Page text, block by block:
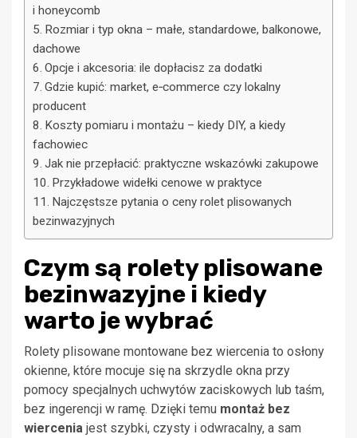
i honeycomb
Rozmiar i typ okna – małe, standardowe, balkonowe,
dachowe
Opcje i akcesoria: ile dopłacisz za dodatki
Gdzie kupić: market, e‑commerce czy lokalny
producent
Koszty pomiaru i montażu – kiedy DIY, a kiedy
fachowiec
Jak nie przepłacić: praktyczne wskazówki zakupowe
Przykładowe widełki cenowe w praktyce
Najczęstsze pytania o ceny rolet plisowanych
bezinwazyjnych
Czym są rolety plisowane
bezinwazyjne i kiedy
warto je wybrać
Rolety plisowane montowane bez wiercenia to osłony
okienne, które mocuje się na skrzydle okna przy
pomocy specjalnych uchwytów zaciskowych lub taśm,
bez ingerencji w ramę. Dzięki temu montaż bez
wiercenia jest szybki, czysty i odwracalny, a sam